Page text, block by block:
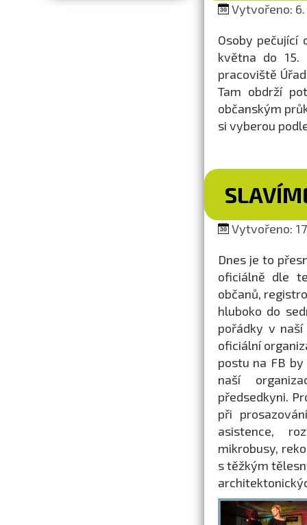
Vytvořeno: 6.
Osoby pečující
května do
pracoviště
Tam obdrží
občanským
si vyberou
Vytvořeno:
Dnes je to
oficiálně dle
občanů,
hluboko do
pořádky v
oficiální
postu na FB
naší
předsedkyni.
při
asistence,
mikrobusy,
s těžkým